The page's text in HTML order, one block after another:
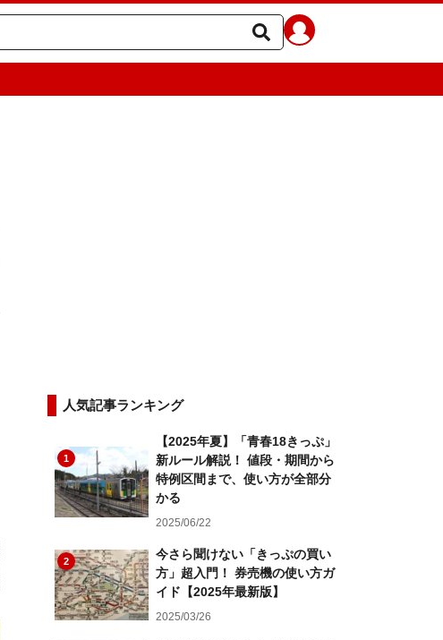
人気記事ランキング
1
【2025年夏】「青春18きっぷ」
新ルール解説！ 値段・期間から
特例区間まで、使い方が全部分
かる
2025/06/22
2
今さら聞けない「きっぷの買い
方」超入門！ 券売機の使い方ガ
イド【2025年最新版】
2025/03/26